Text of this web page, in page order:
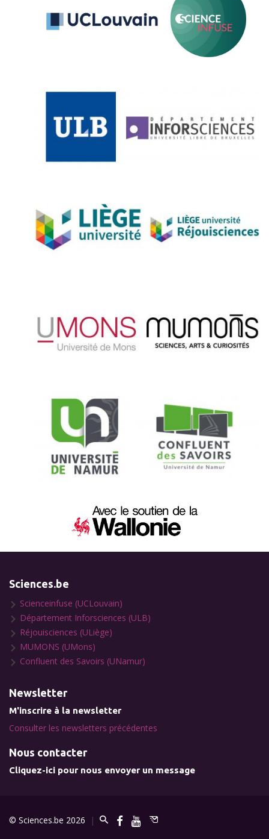
Sciences.be
Scienceinfuse (UCLouvain)
Département Inforsciences (ULB)
Réjouisciences (ULiège)
MUMONS (UMons)
Confluent des Savoirs (UNamur)
Newsletter
M'inscrire à la newsletter
Consulter les newsletters précédentes
Nous contacter
Cliquez-ici pour nous envoyer un message
© Sciences.be 2026 |